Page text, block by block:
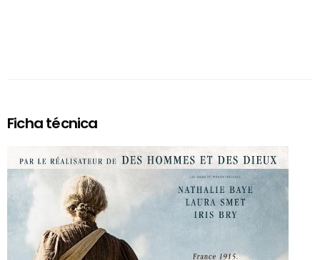
Ficha técnica